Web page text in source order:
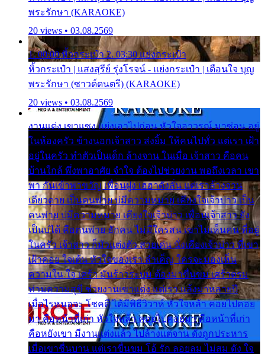
พระรักษา (KARAOKE)
20 views • 03.08.2569
1. 00:00 หิ้วกระเป๋า 2. 03:30 แย่งกระเป๋า
หิ้วกระเป๋า | แสงสุรีย์ รุ่งโรจน์ - แย่งกระเป๋า | เตือนใจ บุญ
พระรักษา (ซาวด์ดนตรี) (KARAOKE)
20 views • 03.08.2569
งานแต่ง เขาแซง แย่งเอาไปก่อน หัวใจอาวรณ์ มาซ่อน อยู่
ในห้องครัว ข้างนอกเจ้าสาว ส่งยิ้ม ให้คนไปทั่ว แต่เรา เฝ้า
อยู่ในครัว ทำตัวเป็นเด็ก ล้างจาน ในเมื่อ เจ้าสาว คือคน
บ้านใกล้ พึ่งพาอาศัย จำใจ ต้องไปช่วยงาน พอถึงเวลา เขา
พา กันเข้าพาขวัญ เพื่อนฝูง เฮฮาดังลั่น แต่เราล้างจาน
เดียวดาย เป็นคนพ่าย บ่มีความหมาย เคียงใจเจ้าบ่าว เป็น
คนพ่าย บ่มีความหมาย เคียงใจเจ้าบ่าว เพื่อนเจ้าสาว ยัง
เป็นบ่ได้ คือคนพ่าย ฮักคน ไม่มีใครสน เขาไม่เห็นคน ที่อยู่
ในครัว เจ้าสาว ก็มัวแต่งตัว สวยเด่น นั่งเคียงเจ้าบ่าว ที่เขา
เฝ้าคอย ใจเต้น หัวใจของเรา ลำเค็ญ ใครจะมองเห็น
ความใน ใจ เศร้า มันร้าวระบม ต้องมาขื่นขม เศร้าตรม
ท่ามความสุขี ช่วยงานเขาแต่ง แต่เรา แล้งมาหลายปี
เมื่อไรหนอจะ โชคดี ได้มีพิธีวิวาห์ หัวใจหล้า คอยไปคอย
มา คือหน้าที่เก่า หัวใจหล้า คอยไปคอยมา คือหน้าที่เก่า
คือหยังเขา มีงานแต่งแล้ว ไปล้างแต่จาน ดั่งถูกประหาร
เมื่อเขาชื่นบาน แต่เราขื่นขม โอ้ รัก ลอยลม ไม่สม ดัง ใจ